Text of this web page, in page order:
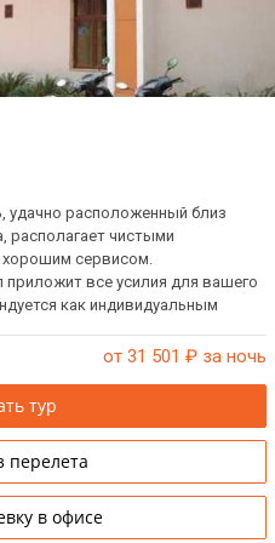
удачно расположенный близ
располагает чистыми
сервисом.
все усилия для вашего
как индивидуальным
от 31 501 ₽ за ночь
тур
перелета
в офисе